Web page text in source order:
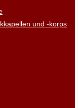
und -korps